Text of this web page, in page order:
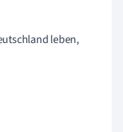
leben,